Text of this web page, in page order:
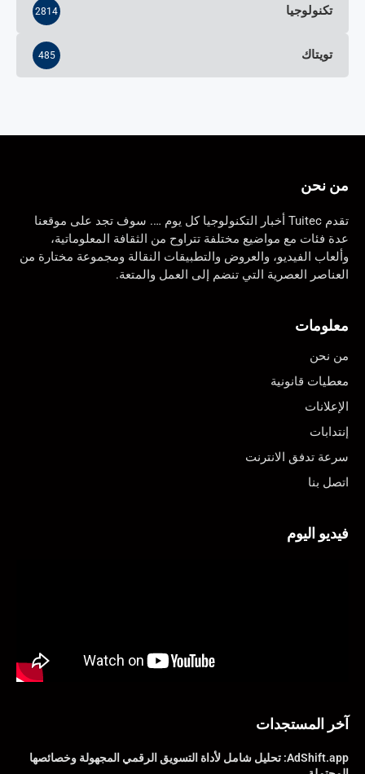
تكنولوجيا 2814
تويتاك 485
من نحن
تقدم Tuitec أخبار التكنولوجيا كل يوم …. سوف تجد على موقعنا
عدة فئات مع مواضيع مختلفة تتراوح من الثقافة المعلوماتية،
وألعاب الفيديو، والعروض والتطبيقات النقالة ومجموعة مختارة من
العناصر العصرية التي تنضم إلى العمل والمتعة.
معلومات
من نحن
معطيات قانونية
الإعلانات
إنتدابات
سرعة تدفق الانترنت
اتصل بنا
فيديو اليوم
آخر المستجدات
AdShift.app: تحليل شامل لأداة التسويق الرقمي المجهولة وخصائصها